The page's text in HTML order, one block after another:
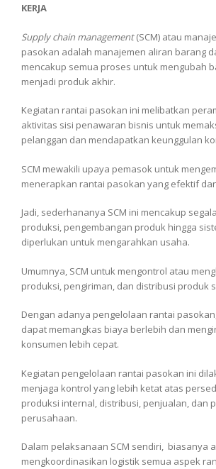
KERJA
Supply chain management(SCM) atau
pasokan adalah manajemen aliran barang
mencakup semua proses untuk mengubah
menjadi produk akhir.
Kegiatan rantai pasokan ini melibatkan
aktivitas sisi penawaran bisnis untuk
pelanggan dan mendapatkan keunggulan
SCM mewakili upaya pemasok untuk
menerapkan rantai pasokan yang efektif
Jadi, sederhananya SCM ini mencakup
produksi, pengembangan produk hingga
diperlukan untuk mengarahkan usaha.
Umumnya, SCM untuk mengontrol atau
produksi, pengiriman, dan distribusi produk
Dengan adanya pengelolaan rantai
dapat memangkas biaya berlebih dan
konsumen lebih cepat.
Kegiatan pengelolaan rantai pasokan ini
menjaga kontrol yang lebih ketat atas
produksi internal, distribusi, penjualan, dan
perusahaan.
Dalam pelaksanaan SCM sendiri, biasanya
mengkoordinasikan logistik semua aspek